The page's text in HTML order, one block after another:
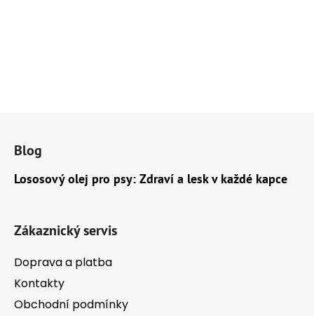
Blog
Lososový olej pro psy: Zdraví a lesk v každé kapce
Zákaznický servis
Doprava a platba
Kontakty
Obchodní podmínky